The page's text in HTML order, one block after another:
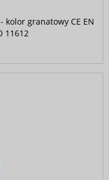
kolor granatowy CE EN
11612